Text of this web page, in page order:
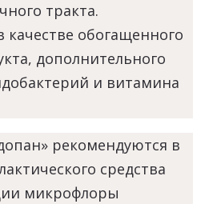
тракта.
качестве обогащенного
дополнительного
и витамина
рекомендуются в
средства
микрофлоры